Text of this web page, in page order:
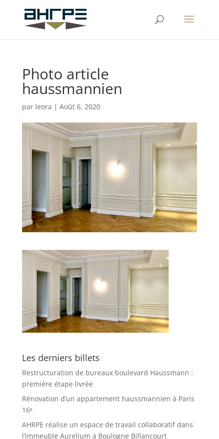
Photo article
haussmannien
par leora | Août 6, 2020
Les derniers billets
Restructuration de bureaux boulevard Haussmann :
première étape livrée
Rénovation d’un appartement haussmannien à Paris
16ᵉ
AHRPE réalise un espace de travail collaboratif dans
l’immeuble Aurelium à Boulogne Billancourt